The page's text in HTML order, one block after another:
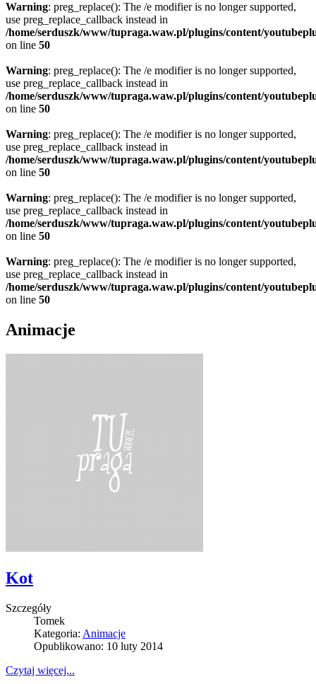
Warning: preg_replace(): The /e modifier is no longer supported,
use preg_replace_callback instead in
/home/serduszk/www/tupraga.waw.pl/plugins/content/
on line 50
Warning: preg_replace(): The /e modifier is no longer supported,
use preg_replace_callback instead in
/home/serduszk/www/tupraga.waw.pl/plugins/content/
on line 50
Warning: preg_replace(): The /e modifier is no longer supported,
use preg_replace_callback instead in
/home/serduszk/www/tupraga.waw.pl/plugins/content/
on line 50
Warning: preg_replace(): The /e modifier is no longer supported,
use preg_replace_callback instead in
/home/serduszk/www/tupraga.waw.pl/plugins/content/
on line 50
Warning: preg_replace(): The /e modifier is no longer supported,
use preg_replace_callback instead in
/home/serduszk/www/tupraga.waw.pl/plugins/content/
on line 50
Animacje
Kot
Szczegóły
Tomek
Kategoria: Animacje
Opublikowano: 10 luty 2014
Czytaj więcej...